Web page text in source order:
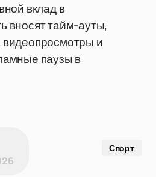
вклад в
вносят тайм-ауты,
и
паузы в
Спорт